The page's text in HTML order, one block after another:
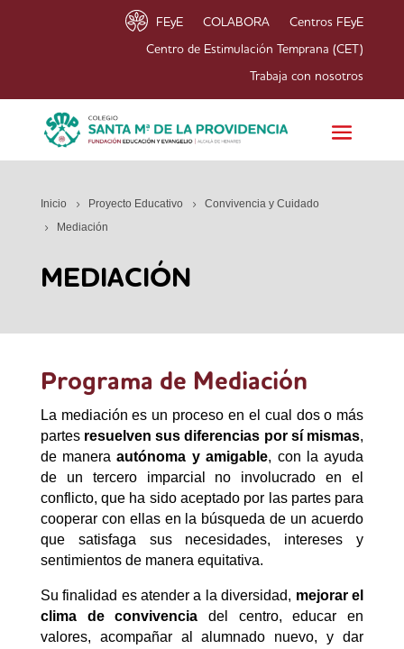
FEyE COLABORA Centros FEyE
Centro de Estimulación Temprana (CET)
Trabaja con nosotros
Inicio Proyecto Educativo
Convivencia y Cuidado
Mediación
MEDIACIÓN
Programa de Mediación
La mediación es un proceso en el cual dos o más
partes resuelven sus diferencias por sí mismas,
de maneraautónoma y amigable, con la ayuda
de un tercero imparcial no involucrado en el
conflicto, que ha sido aceptado por las partes para
cooperar con ellas en la búsqueda de un acuerdo
que satisfaga sus necesidades, intereses y
sentimientos de manera equitativa.
Su finalidad es atender a la diversidad, mejorar el
clima de convivencia del centro, educar en
valores, acompañar al alumnado nuevo, y dar